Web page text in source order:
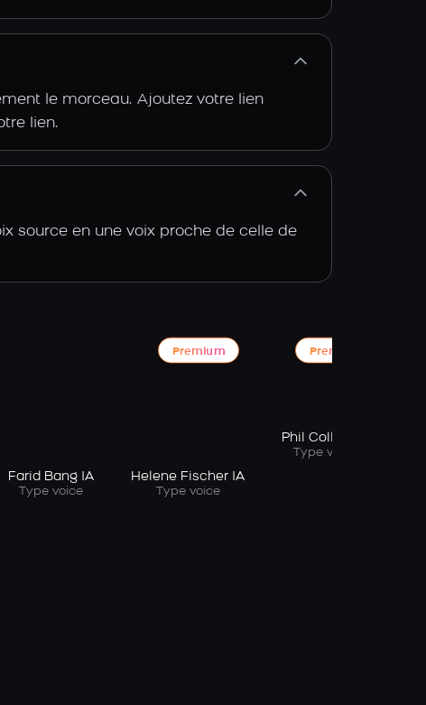
le morceau. Ajoutez votre lien
lien.
source en une voix proche de celle de
Farid Bang IA
Type voice
Premium
Helene Fischer IA
Type voice
Premium
Phil Collins IA
Type voice